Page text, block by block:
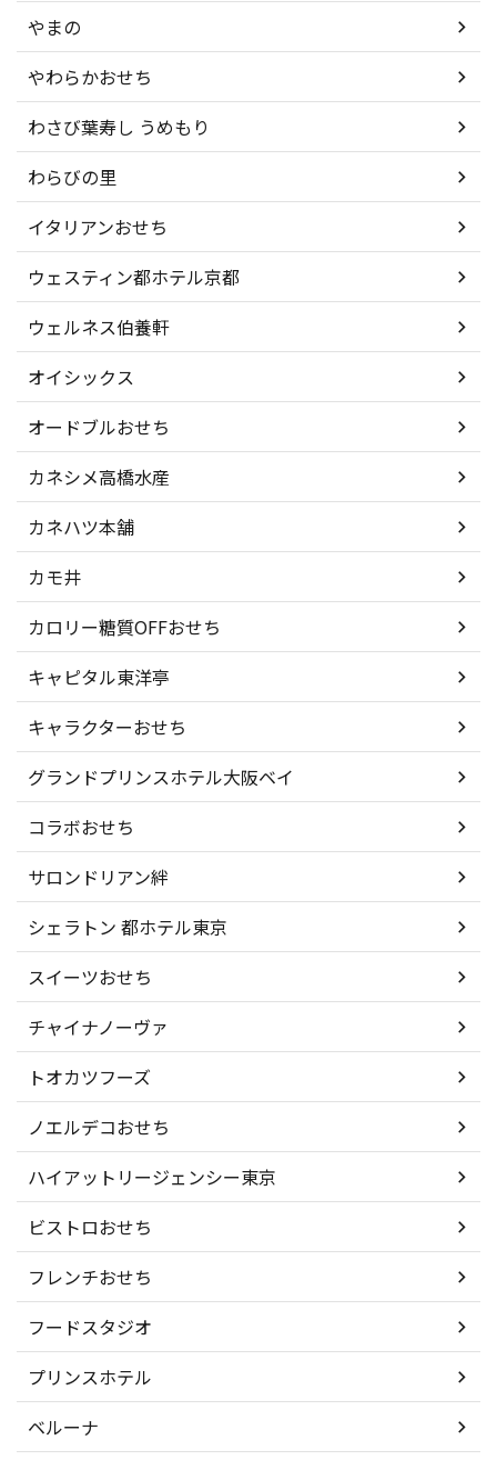
やまの
やわらかおせち
わさび葉寿し うめもり
わらびの里
イタリアンおせち
ウェスティン都ホテル京都
ウェルネス伯養軒
オイシックス
オードブルおせち
カネシメ高橋水産
カネハツ本舗
カモ井
カロリー糖質OFFおせち
キャピタル東洋亭
キャラクターおせち
グランドプリンスホテル大阪ベイ
コラボおせち
サロンドリアン絆
シェラトン 都ホテル東京
スイーツおせち
チャイナノーヴァ
トオカツフーズ
ノエルデコおせち
ハイアットリージェンシー東京
ビストロおせち
フレンチおせち
フードスタジオ
プリンスホテル
ベルーナ